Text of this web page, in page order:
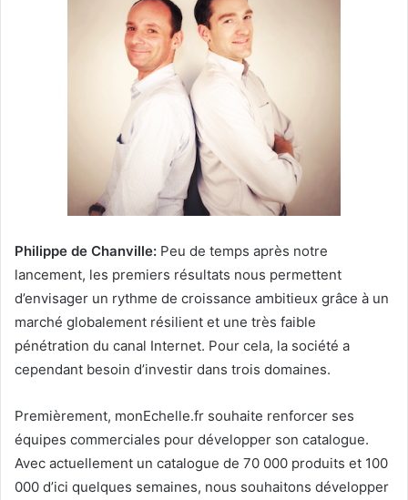
Philippe de Chanville: Peu de temps après notre
lancement, les premiers résultats nous permettent
d’envisager un rythme de croissance ambitieux grâce à un
marché globalement résilient et une très faible
pénétration du canal Internet. Pour cela, la société a
cependant besoin d’investir dans trois domaines.
Premièrement, monEchelle.fr souhaite renforcer ses
équipes commerciales pour développer son catalogue.
Avec actuellement un catalogue de 70 000 produits et 100
000 d’ici quelques semaines, nous souhaitons développer